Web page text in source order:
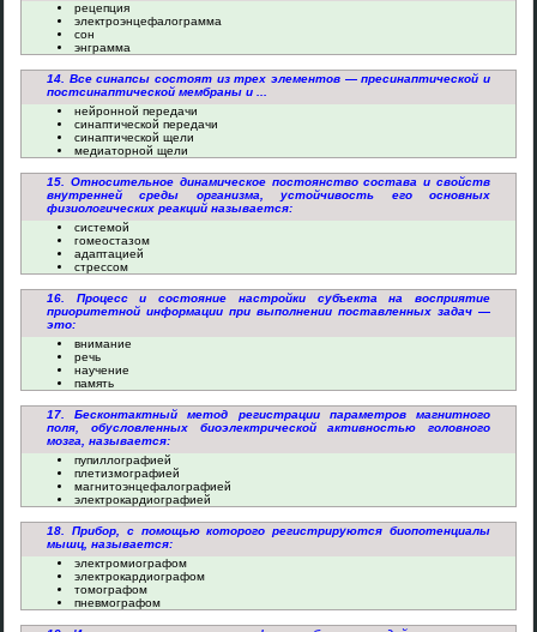
рецепция
электроэнцефалограмма
сон
энграмма
14. Все синапсы состоят из трех элементов — пресинаптической и
постсинаптической мембраны и ...
нейронной передачи
синаптической передачи
синаптической щели
медиаторной щели
15. Относительное динамическое постоянство состава и свойств
внутренней среды организма, устойчивость его основных
физиологических реакций называется:
системой
гомеостазом
адаптацией
стрессом
16. Процесс и состояние настройки субъекта на восприятие
приоритетной информации при выполнении поставленных задач —
это:
внимание
речь
научение
память
17. Бесконтактный метод регистрации параметров магнитного
поля, обусловленных биоэлектрической активностью головного
мозга, называется:
пупиллографией
плетизмографией
магнитоэнцефалографией
электрокардиографией
18. Прибор, с помощью которого регистрируются биопотенциалы
мышц, называется:
электромиографом
электрокардиографом
томографом
пневмографом